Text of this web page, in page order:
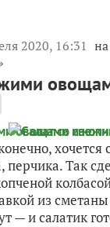
2020, 16:31
хочется
перчика. Так
из
— и салатик